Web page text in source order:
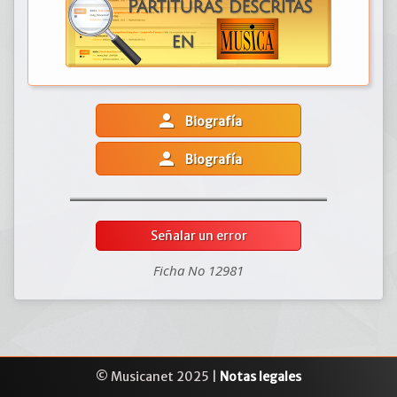
person Biografía
person Biografía
Señalar un error
Ficha No 12981
© Musicanet 2025 | Notas legales